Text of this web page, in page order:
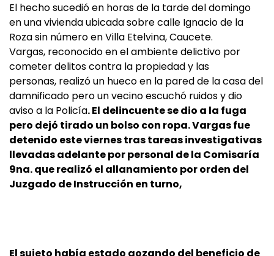
El hecho sucedió en horas de la tarde del domingo
en una vivienda ubicada sobre calle Ignacio de la
Roza sin número en Villa Etelvina, Caucete.
Vargas, reconocido en el ambiente delictivo por
cometer delitos contra la propiedad y las
personas, realizó un hueco en la pared de la casa del
damnificado pero un vecino escuchó ruidos y dio
aviso a la Policía. El delincuente se dio a la fuga
pero dejó tirado un bolso con ropa. Vargas fue
detenido este viernes tras tareas investigativas
llevadas adelante por personal de la Comisaría
9na. que realizó el allanamiento por orden del
Juzgado de Instrucción en turno,